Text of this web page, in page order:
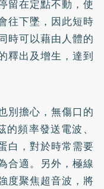
留在定點不動，使
往下墜，因此短時
時可以藉由人體的
釋出及增生，達到
別擔心，無傷口的
頻率發送電波、
白，對於時常需要
合適。另外，極線
度聚焦超音波，將